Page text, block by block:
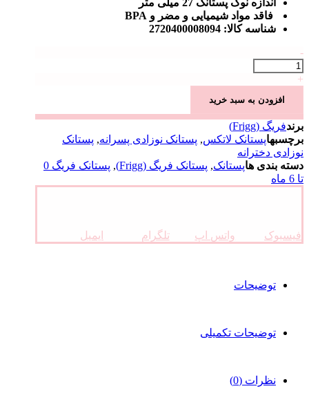
فاقد مواد شیمیایی و مضر و BPA
شناسه کالا: 2720400008094
-
پستانک
فریگ
سایز
۱
رنگ
Holger
(سبز
پاستیلی)
+
افزودن به سبد خرید
برندفریگ (Frigg)
برچسبهاپستانک لاتکس, پستانک نوزادی پسرانه, پستانک
نوزادی دخترانه
دسته بندی هاپستانک, پستانک فریگ (Frigg) ,
پستانک فریگ 0
تا 6 ماه
فیسبوک واتس اپ تلگرام ایمیل
توضیحات
توضیحات تکمیلی
نظرات (0)